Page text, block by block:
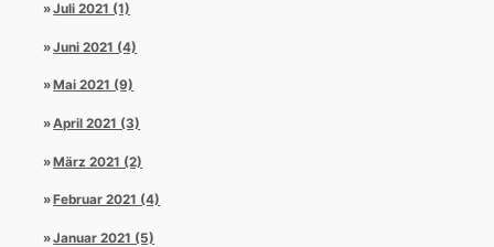
Juli 2021 (1)
Juni 2021 (4)
Mai 2021 (9)
April 2021 (3)
März 2021 (2)
Februar 2021 (4)
Januar 2021 (5)